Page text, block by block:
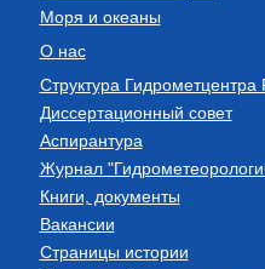
Моря и океаны
О нас
Структура Гидрометцентра
Диссертационный совет
Аспирантура
Журнал
Книги, документы
Вакансии
Страницы истории